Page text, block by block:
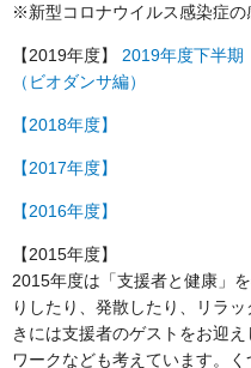
※新型コロナウイルス感染症
【2019年度】 2019年度下半期
（ビオダンサ編）
【2018年度】
【2017年度】
【2016年度】
【2015年度】
2015年度は「支援者と健康」
りしたり、発散したり、リラ
きには支援者のゲストをお迎
ワークなども考えています。